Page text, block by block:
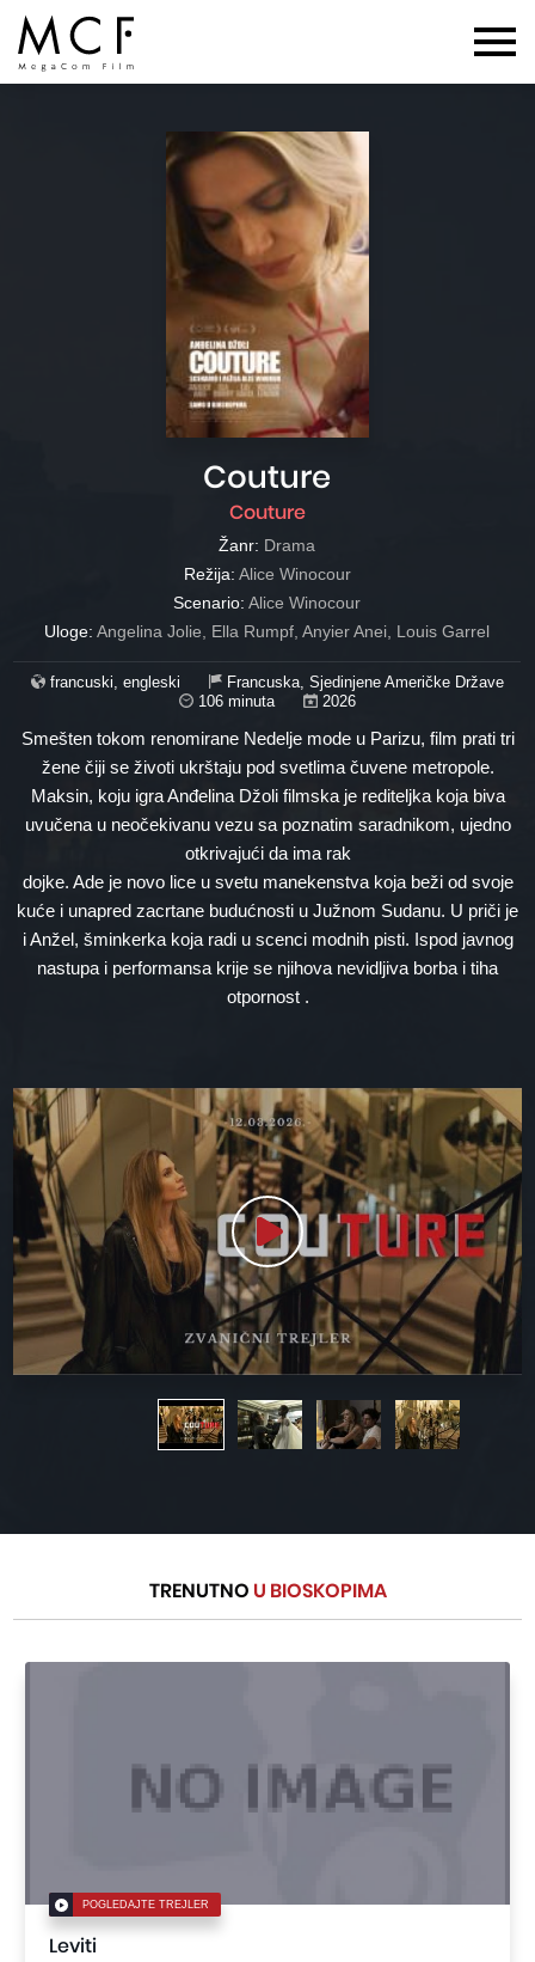
Couture
Couture
Žanr: Drama
Režija: Alice Winocour
Scenario: Alice Winocour
Uloge: Angelina Jolie, Ella Rumpf, Anyier Anei, Louis Garrel
francuski, engleski
Francuska, Sjedinjene Američke Države
106 minuta
2026
Smešten tokom renomirane Nedelje mode u Parizu, film prati tri
žene čiji se životi ukrštaju pod svetlima čuvene metropole.
Maksin, koju igra Anđelina Džoli filmska je rediteljka koja biva
uvučena u neočekivanu vezu sa poznatim saradnikom, ujedno
otkrivajući da ima rak
dojke. Ade je novo lice u svetu manekenstva koja beži od svoje
kuće i unapred zacrtane budućnosti u Južnom Sudanu. U priči je
i Anžel, šminkerka koja radi u scenci modnih pisti. Ispod javnog
nastupa i performansa krije se njihova nevidljiva borba i tiha
otpornost .
TRENUTNO U BIOSKOPIMA
POGLEDAJTE TREJLER
Leviti